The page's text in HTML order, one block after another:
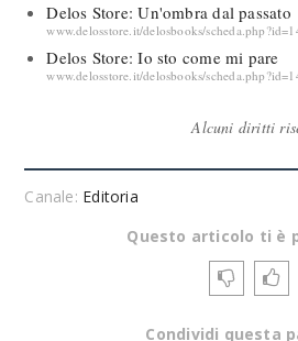
Delos Store: Un'ombra dal passato
www.delosstore.it/delosbooks/
Delos Store: Io sto come mi pare
www.delosstore.it/delosbooks/
Alcuni diritti
Canale: Editoria
Questo articolo ti è
Condividi questa